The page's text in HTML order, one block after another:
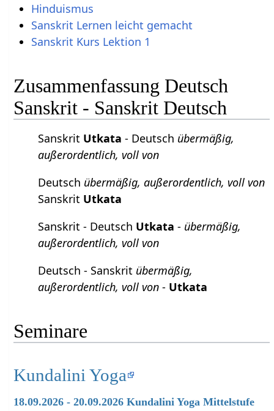
Hinduismus
Sanskrit Lernen leicht gemacht
Sanskrit Kurs Lektion 1
Zusammenfassung Deutsch
Sanskrit - Sanskrit Deutsch
Sanskrit Utkata - Deutsch übermäßig,
außerordentlich, voll von
Deutsch übermäßig, außerordentlich, voll von
Sanskrit Utkata
Sanskrit - Deutsch Utkata - übermäßig,
außerordentlich, voll von
Deutsch - Sanskrit übermäßig,
außerordentlich, voll von - Utkata
Seminare
Kundalini Yoga
18.09.2026 - 20.09.2026 Kundalini Yoga Mittelstufe